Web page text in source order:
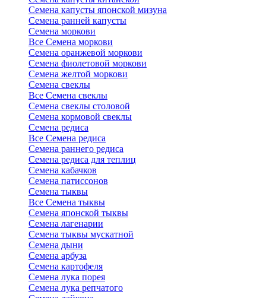
Семена капусты японской мизуна
Семена ранней капусты
Семена моркови
Все Семена моркови
Семена оранжевой моркови
Семена фиолетовой моркови
Семена желтой моркови
Семена свеклы
Все Семена свеклы
Семена свеклы столовой
Семена кормовой свеклы
Семена редиса
Все Семена редиса
Семена раннего редиса
Семена редиса для теплиц
Семена кабачков
Семена патиссонов
Семена тыквы
Все Семена тыквы
Семена японской тыквы
Семена лагенарии
Семена тыквы мускатной
Семена дыни
Семена арбуза
Семена картофеля
Семена лука порея
Семена лука репчатого